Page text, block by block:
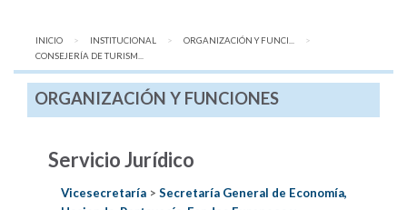
INICIO INSTITUCIONAL
ORGANIZACIÓN Y FUNCI...
AQUÍ:
CONSEJERÍA DE TURISM...
ORGANIZACIÓN Y FUNCIONES
Servicio Jurídico
Vicesecretaría > Secretaría General de Economía,